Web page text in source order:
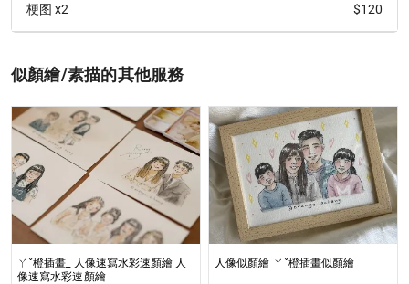
梗图 x2 $120
似顏繪/素描的其他服務
ㄚˇ橙插畫_ 人像速寫水彩速顏繪 人
像速寫水彩速顏繪
人像似顏繪 ㄚˇ橙插畫似顏繪